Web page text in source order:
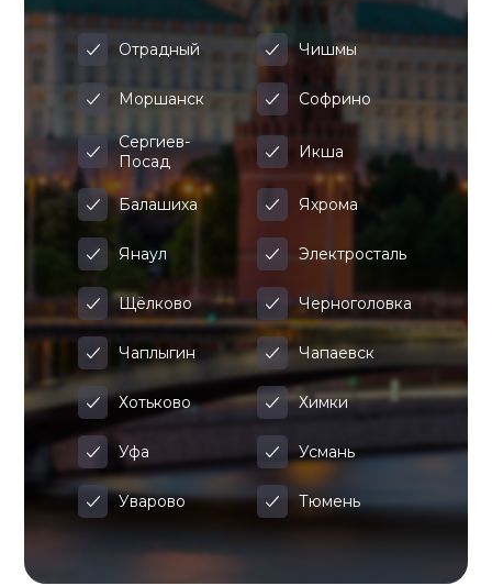
Отрадный Чишмы
Моршанск Софрино
Сергиев-
Посад
Икша
Балашиха Яхрома
Янаул Электросталь
Щёлково Черноголовка
Чаплыгин Чапаевск
Хотьково Химки
Уфа Усмань
Уварово Тюмень